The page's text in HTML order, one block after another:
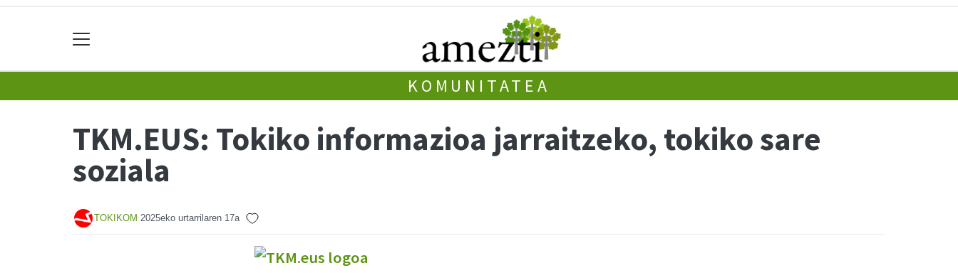
KOMUNITATEA
TKM.EUS: Tokiko informazioa jarraitzeko, tokiko sare
soziala
TOKIKOM 2025eko urtarrilaren 17a